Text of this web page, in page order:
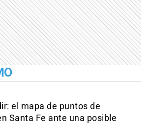
el mapa de puntos de
Santa Fe ante una posible